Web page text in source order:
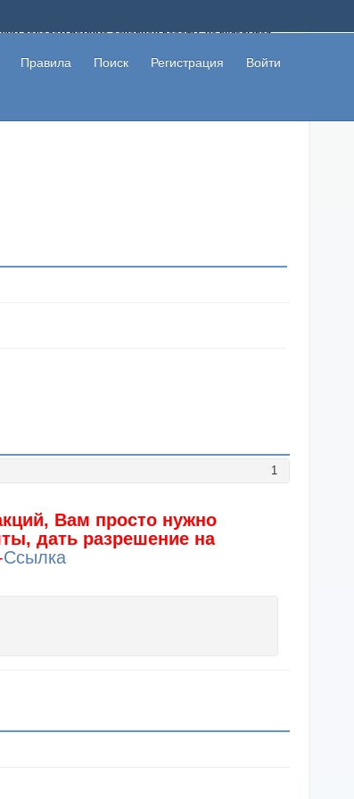
доходом помимо основной работы, не вкладывая
попались на развод. Вы сможете начать зарабатывать
не заставит себя долго ждать.
Правила Поиск Регистрация Войти
1
Вам просто нужно
дать разрешение на
Ссылка